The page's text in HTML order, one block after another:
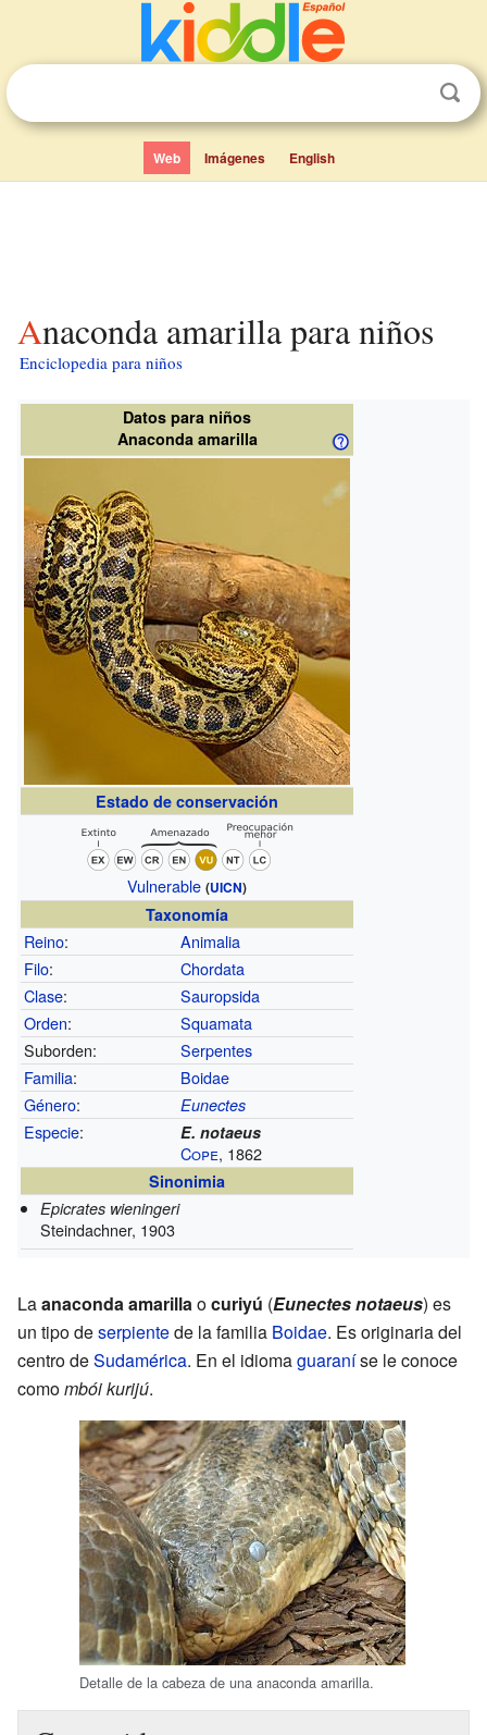
Web Imágenes English
Anaconda amarilla para niños
Enciclopedia para niños
Datos para niños
Anaconda amarilla
Estado de conservación
Vulnerable (UICN)
Taxonomía
Reino:
Animalia
Filo:
Chordata
Clase:
Sauropsida
Orden:
Squamata
Suborden:
Serpentes
Familia:
Boidae
Género: Eunectes
Especie: E. notaeus
Cope, 1862
Sinonimia
Epicrates wieningeri
Steindachner, 1903
Laanaconda amarillaocuriyú (Eunectes notaeus) es
un tipo deserpientede la familia Boidae. Es originaria del
centro deSudamérica. En el idiomaguaraníse le conoce
comombói kurijú.
Detalle de la cabeza de una anaconda amarilla.